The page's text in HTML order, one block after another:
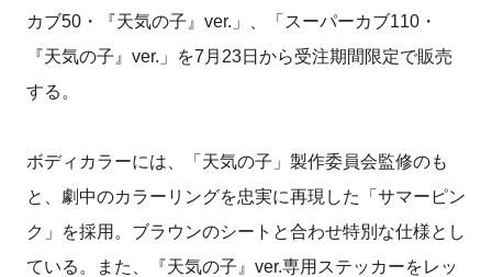
カブ50・『天気の子』ver.」、「スーパーカブ110・
『天気の子』ver.」を7月23日から受注期間限定で販売
する。
ボディカラーには、「天気の子」製作委員会監修のも
と、劇中のカラーリングを忠実に再現した「サマーピン
ク」を採用。ブラウンのシートと合わせ特別な仕様とし
ている。また、『天気の子』ver.専用ステッカーをレッ